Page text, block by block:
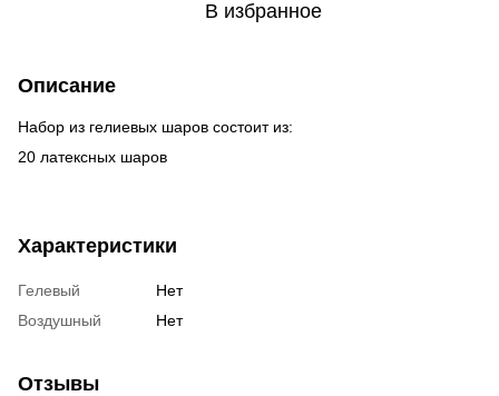
В избранное
Описание
Набор из гелиевых шаров состоит из:
20 латексных шаров
Характеристики
Гелевый
Нет
Воздушный
Нет
Отзывы